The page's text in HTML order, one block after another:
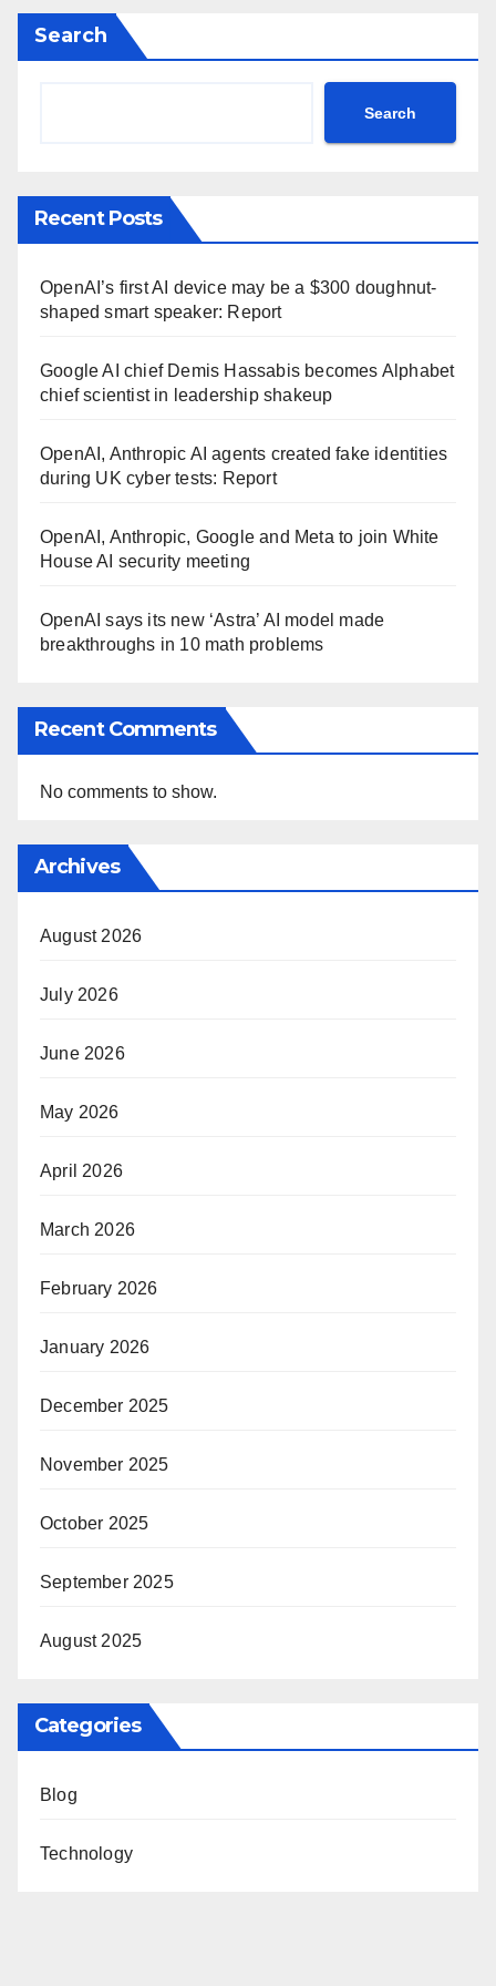
Search
Search
Recent Posts
OpenAI’s first AI device may be a $300 doughnut-
shaped smart speaker: Report
Google AI chief Demis Hassabis becomes Alphabet
chief scientist in leadership shakeup
OpenAI, Anthropic AI agents created fake identities
during UK cyber tests: Report
OpenAI, Anthropic, Google and Meta to join White
House AI security meeting
OpenAI says its new ‘Astra’ AI model made
breakthroughs in 10 math problems
Recent Comments
No comments to show.
Archives
August 2026
July 2026
June 2026
May 2026
April 2026
March 2026
February 2026
January 2026
December 2025
November 2025
October 2025
September 2025
August 2025
Categories
Blog
Technology